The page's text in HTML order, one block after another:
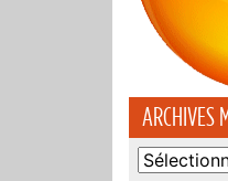
ARCHIVES
Archives